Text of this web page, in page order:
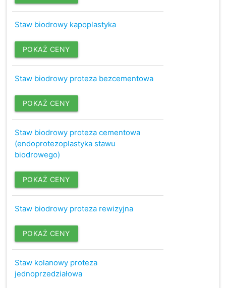
Staw biodrowy kapoplastyka
POKAŻ CENY
Staw biodrowy proteza bezcementowa
POKAŻ CENY
Staw biodrowy proteza cementowa
(endoprotezoplastyka stawu
biodrowego)
POKAŻ CENY
Staw biodrowy proteza rewizyjna
POKAŻ CENY
Staw kolanowy proteza
jednoprzedziałowa